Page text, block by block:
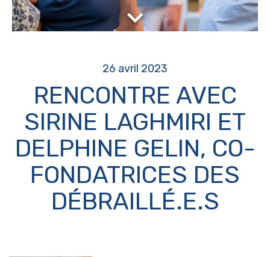
26 avril 2023
RENCONTRE AVEC
SIRINE LAGHMIRI ET
DELPHINE GELIN, CO-
FONDATRICES DES
DÉBRAILLÉ.E.S